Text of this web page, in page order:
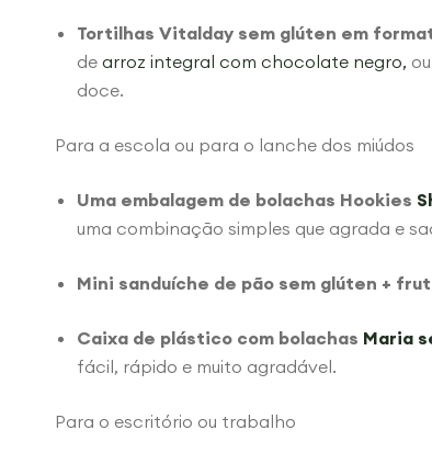
Tortilhas Vitalday sem glúten em
de arroz integral com chocolate negro,
doce.
Para a escola ou para o lanche dos miúdos
Uma embalagem de bolachas Hookies
uma combinação simples que agrada e
Mini sanduíche de pão sem glúten +
Caixa de plástico com bolachas Maria
fácil, rápido e muito agradável.
Para o escritório ou trabalho